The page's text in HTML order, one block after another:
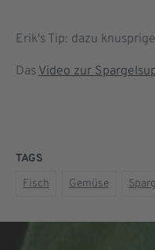
Erik's Tip: dazu
Das Video zur
TAGS
Fisch
Gemüse